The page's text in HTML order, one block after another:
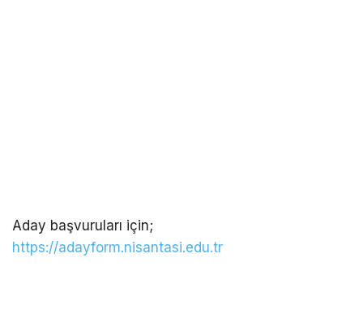
Aday başvuruları için;
https://adayform.nisantasi.edu.tr